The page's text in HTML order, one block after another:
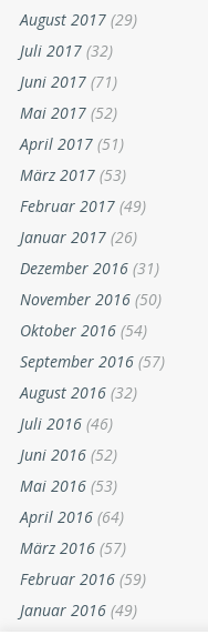
August 2017 (29)
Juli 2017 (32)
Juni 2017 (71)
Mai 2017 (52)
April 2017 (51)
März 2017 (53)
Februar 2017 (49)
Januar 2017 (26)
Dezember 2016 (31)
November 2016 (50)
Oktober 2016 (54)
September 2016 (57)
August 2016 (32)
Juli 2016 (46)
Juni 2016 (52)
Mai 2016 (53)
April 2016 (64)
März 2016 (57)
Februar 2016 (59)
Januar 2016 (49)